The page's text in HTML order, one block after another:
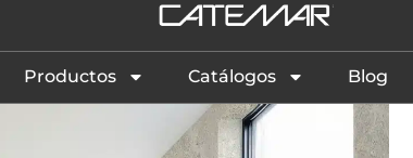
Productos Catálogos Blog